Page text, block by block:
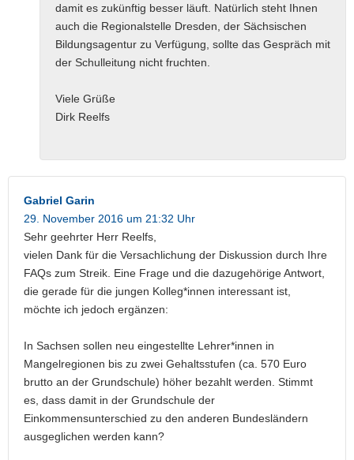
damit es zukünftig besser läuft. Natürlich steht Ihnen
auch die Regionalstelle Dresden, der Sächsischen
Bildungsagentur zu Verfügung, sollte das Gespräch mit
der Schulleitung nicht fruchten.
Viele Grüße
Dirk Reelfs
Gabriel Garin
29. November 2016 um 21:32 Uhr
Sehr geehrter Herr Reelfs,
vielen Dank für die Versachlichung der Diskussion durch Ihre
FAQs zum Streik. Eine Frage und die dazugehörige Antwort,
die gerade für die jungen Kolleg*innen interessant ist,
möchte ich jedoch ergänzen:
In Sachsen sollen neu eingestellte Lehrer*innen in
Mangelregionen bis zu zwei Gehaltsstufen (ca. 570 Euro
brutto an der Grundschule) höher bezahlt werden. Stimmt
es, dass damit in der Grundschule der
Einkommensunterschied zu den anderen Bundesländern
ausgeglichen werden kann?